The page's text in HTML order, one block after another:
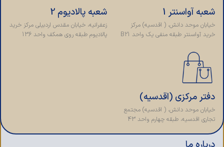
شعبه آواسنتر 1
خیابان موحد دانش، ( اقدسیه) مرکز
خرید آواسنتر طبقه منفی یک واحد B21
شعبه پالادیوم 2
زعفرانیه، خیابان مقدس اردبیلی مرکز خرید
پالادیوم طبقه روی همکف واحد 136
دفتر مرکزی (اقدسیه)
خیابان موحد دانش، ( اقدسیه) مجتمع
تجاری اقدسیه، طبقه چهارم واحد 43